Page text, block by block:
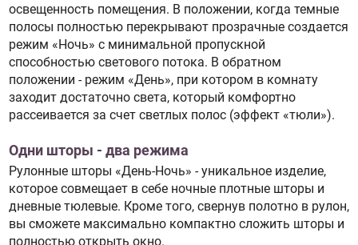
освещенность помещения. В положении, когда темные
полосы полностью перекрывают прозрачные создается
режим «Ночь» с минимальной пропускной
способностью светового потока. В обратном
положении - режим «День», при котором в комнату
заходит достаточно света, который комфортно
рассеивается за счет светлых полос (эффект «тюли»).
Одни шторы - два режима
Рулонные шторы «День-Ночь» - уникальное изделие,
которое совмещает в себе ночные плотные шторы и
дневные тюлевые. Кроме того, свернув полотно в рулон,
вы сможете максимально компактно сложить шторы и
полностью открыть окно.